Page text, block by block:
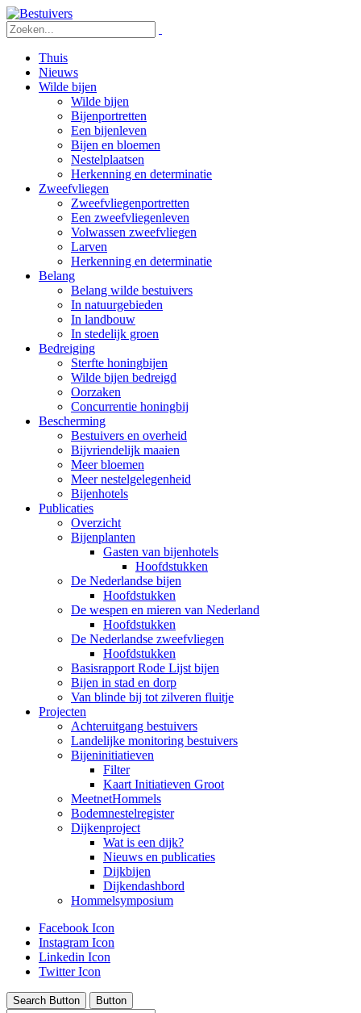
Thuis
Nieuws
Wilde bijen
Wilde bijen
Bijenportretten
Een bijenleven
Bijen en bloemen
Nestelplaatsen
Herkenning en determinatie
Zweefvliegen
Zweefvliegenportretten
Een zweefvliegenleven
Volwassen zweefvliegen
Larven
Herkenning en determinatie
Belang
Belang wilde bestuivers
In natuurgebieden
In landbouw
In stedelijk groen
Bedreiging
Sterfte honingbijen
Wilde bijen bedreigd
Oorzaken
Concurrentie honingbij
Bescherming
Bestuivers en overheid
Bijvriendelijk maaien
Meer bloemen
Meer nestelgelegenheid
Bijenhotels
Publicaties
Overzicht
Bijenplanten
Gasten van bijenhotels
Hoofdstukken
De Nederlandse bijen
Hoofdstukken
De wespen en mieren van Nederland
Hoofdstukken
De Nederlandse zweefvliegen
Hoofdstukken
Basisrapport Rode Lijst bijen
Bijen in stad en dorp
Van blinde bij tot zilveren fluitje
Projecten
Achteruitgang bestuivers
Landelijke monitoring bestuivers
Bijeninitiatieven
Filter
Kaart Initiatieven Groot
MeetnetHommels
Bodemnestelregister
Dijkenproject
Wat is een dijk?
Nieuws en publicaties
Dijkbijen
Dijkendashbord
Hommelsymposium
Facebook Icon
Instagram Icon
Linkedin Icon
Twitter Icon
Search Button Button